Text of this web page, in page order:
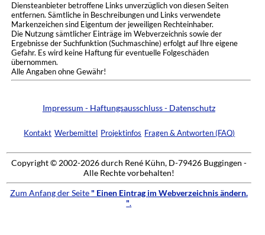
Diensteanbieter betroffene Links unverzüglich von diesen Seiten
entfernen. Sämtliche in Beschreibungen und Links verwendete
Markenzeichen sind Eigentum der jeweiligen Rechteinhaber.
Die Nutzung sämtlicher Einträge im Webverzeichnis sowie der
Ergebnisse der Suchfunktion (Suchmaschine) erfolgt auf Ihre eigene
Gefahr. Es wird keine Haftung für eventuelle Folgeschäden
übernommen.
Alle Angaben ohne Gewähr!
Impressum - Haftungsausschluss - Datenschutz
Kontakt Werbemittel Projektinfos Fragen & Antworten (FAQ)
Copyright © 2002-2026 durch René Kühn, D-79426 Buggingen -
Alle Rechte vorbehalten!
Zum Anfang der Seite " Einen Eintrag im Webverzeichnis ändern.
".